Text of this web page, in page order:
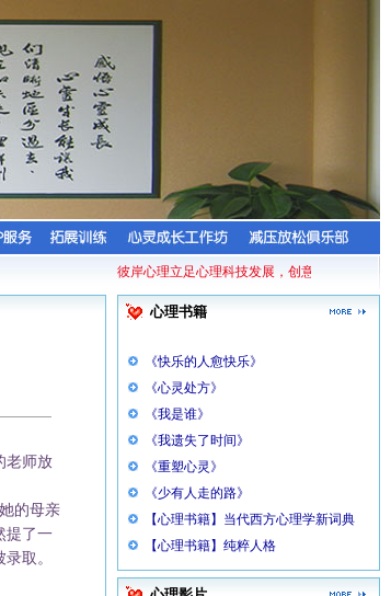
彼岸心理立足心理科技发展，创意打造的专利
老师放
的母亲
提了一
取。
心理书籍
《快乐的人愈快乐》
《心灵处方》
《我是谁》
《我遗失了时间》
《重塑心灵》
《少有人走的路》
【心理书籍】当代西方心理学新词典
【心理书籍】纯粹人格